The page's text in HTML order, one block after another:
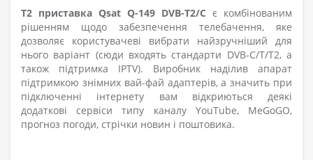
T2 приставка Qsat Q-149 DVB-T2/C є комбінованим
рішенням щодо забезпечення телебачення, яке
дозволяє користувачеві вибрати найзручніший для
нього варіант (сюди входять стандарти DVB-C/T/T2, а
також підтримка IPTV). Виробник наділив апарат
підтримкою знімних вай-фай адаптерів, а значить при
підключенні інтернету вам відкриються деякі
додаткові сервіси типу каналу YouTube, MeGoGO,
прогноз погоди, стрічки новин і поштовика.